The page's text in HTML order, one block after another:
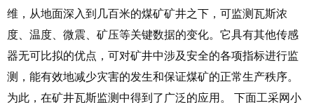
维，从地面深入到几百米的煤矿矿井之下，可监测瓦斯浓
度、温度、微震、矿压等关键数据的变化。它具有其他传感
器无可比拟的优点，可对矿井中涉及安全的各项指标进行监
测，能有效地减少灾害的发生和保证煤矿的正常生产秩序。
为此，在矿井瓦斯监测中得到了广泛的应用。 下面工采网小